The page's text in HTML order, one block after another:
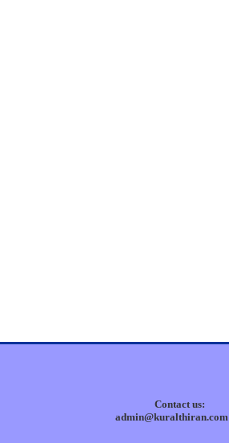
Contact us:
admin@kuralthiran.com